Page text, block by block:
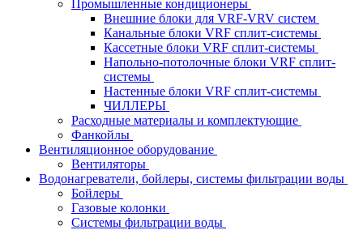
Промышленные кондиционеры
Внешние блоки для VRF-VRV систем
Канальные блоки VRF сплит-системы
Кассетные блоки VRF сплит-системы
Напольно-потолочные блоки VRF сплит-
системы
Настенные блоки VRF сплит-системы
ЧИЛЛЕРЫ
Расходные материалы и комплектующие
Фанкойлы
Вентиляционное оборудование
Вентиляторы
Водонагреватели, бойлеры, системы фильтрации воды
Бойлеры
Газовые колонки
Системы фильтрации воды